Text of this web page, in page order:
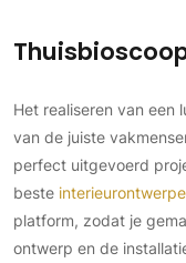
Het realiseren van een
van de juiste
perfect uitgevoerd
beste
platform, zodat je
ontwerp en de